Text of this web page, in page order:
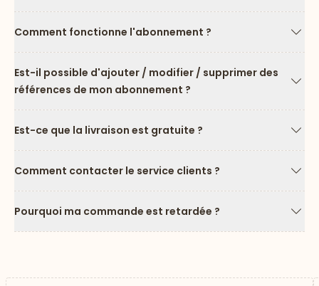
Comment fonctionne l'abonnement ?
Est-il possible d'ajouter / modifier / supprimer des
références de mon abonnement ?
Est-ce que la livraison est gratuite ?
Comment contacter le service clients ?
Pourquoi ma commande est retardée ?